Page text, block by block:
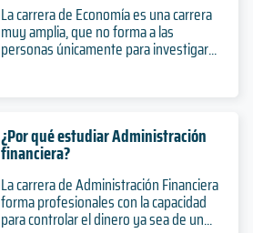
La carrera de Economía es una carrera
muy amplia, que no forma a las
personas únicamente para investigar...
¿Por qué estudiar Administración
financiera?
La carrera de Administración Financiera
forma profesionales con la capacidad
para controlar el dinero ya sea de un...